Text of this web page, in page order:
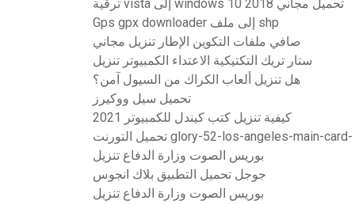
ترقية vista إلى windows 10 تحميل مجاني 2018
Gps gpx downloader إلى ملف shp
صافي ملفات التكوين الإطار تنزيل مجاني
ستار تريك التكتيكية الاعتداء الكمبيوتر تنزيل
هل تنزيل ألعاب الكراك من السيول آمن؟
تحميل سيل ووكيرز
كيفية تنزيل كتب كيندل للكمبيوتر 2021
تحميل التورنت glory-52-los-angeles-main-card-
بوريس الصوت وزارة الدفاع تنزيل
جوجل تحميل التطبيق بلاك انجوس
بوريس الصوت وزارة الدفاع تنزيل